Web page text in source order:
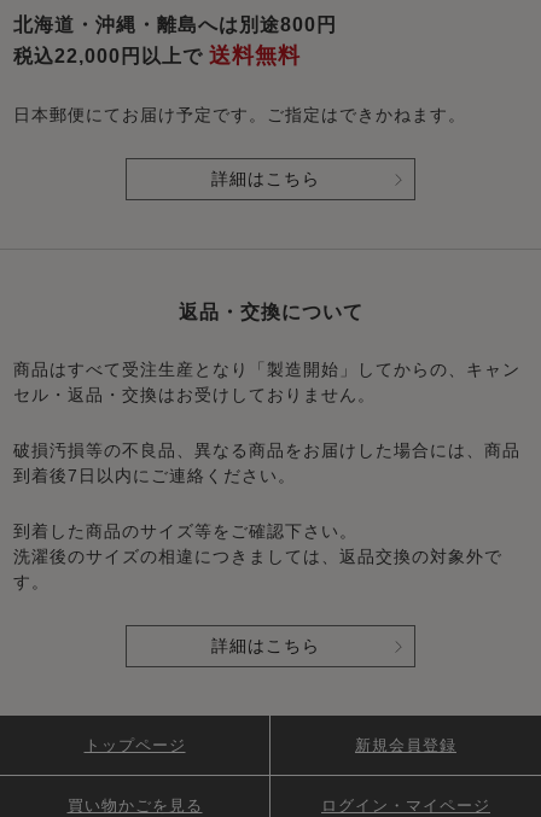
北海道・沖縄・離島へは別途800円
税込22,000円以上で送料無料
日本郵便にてお届け予定です。ご指定はできかねます。
詳細はこちら
返品・交換について
商品はすべて受注生産となり「製造開始」してからの、キャン
セル・返品・交換はお受けしておりません。
破損汚損等の不良品、異なる商品をお届けした場合には、商品
到着後7日以内にご連絡ください。
到着した商品のサイズ等をご確認下さい。
洗濯後のサイズの相違につきましては、返品交換の対象外で
す。
詳細はこちら
トップページ 新規会員登録
買い物かごを見る ログイン・マイページ